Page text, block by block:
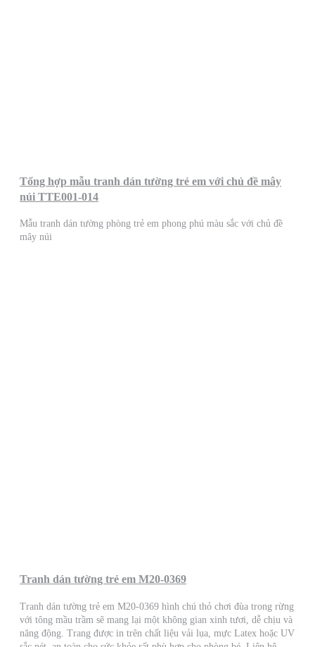
Tổng hợp mẫu tranh dán tường trẻ em với chủ đề mây
núi TTE001-014
Mẫu tranh dán tường phòng trẻ em phong phú màu sắc với chủ đề
mây núi
Tranh dán tường trẻ em M20-0369
Tranh dán tường trẻ em M20-0369 hình chú thỏ chơi đùa trong rừng
với tông mầu trầm sẽ mang lại một không gian xinh tươi, dễ chịu và
năng động. Trang được in trên chất liệu vải lụa, mực Latex hoặc UV